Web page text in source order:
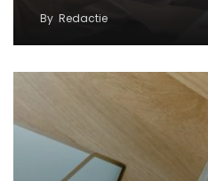
By Redactie